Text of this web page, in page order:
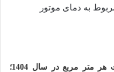
به دمای موتور
هزینه آسفالت هر متر مربع در سال 1404؛